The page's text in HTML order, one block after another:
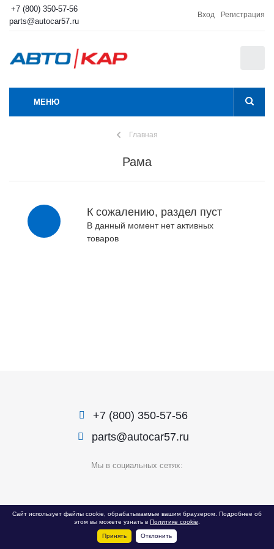
+7 (800) 350-57-56
parts@autocar57.ru
Вход Регистрация
МЕНЮ
Главная
Рама
К сожалению, раздел пуст
В данный момент нет активных
товаров
+7 (800) 350-57-56
parts@autocar57.ru
Мы в социальных сетях:
© 1999 — 2026 «Автокар»
Политика конфиденциальности
Сайт использует файлы cookie, обрабатываемые вашим браузером. Подробнее об
этом вы можете узнать в Политике cookie
Принять Отклонить